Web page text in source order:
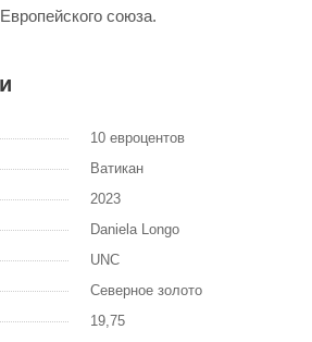
союза.
10 евроцентов
Ватикан
2023
Daniela Longo
UNC
Северное золото
19,75